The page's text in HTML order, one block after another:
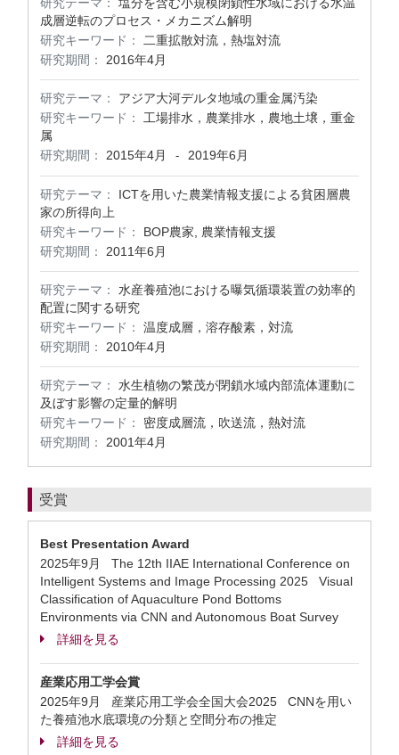
成層逆転のプロセス・メカニズム解明
研究キーワード：
二重拡散対流，熱塩対流
研究期間：
2016年4月
研究テーマ：
アジア大河デルタ地域の重金属汚染
研究キーワード：
工場排水，農業排水，農地土壌，重金
属
研究期間：
2015年4月 - 2019年6月
研究テーマ：
ICTを用いた農業情報支援による貧困層農
家の所得向上
研究キーワード：
BOP農家, 農業情報支援
研究期間：
2011年6月
研究テーマ：
水産養殖池における曝気循環装置の効率的
配置に関する研究
研究キーワード：
温度成層，溶存酸素，対流
研究期間：
2010年4月
研究テーマ：
水生植物の繁茂が閉鎖水域内部流体運動に
及ぼす影響の定量的解明
研究キーワード：
密度成層流，吹送流，熱対流
研究期間：
2001年4月
受賞
Best Presentation Award
2025年9月 The 12th IIAE International Conference on
Intelligent Systems and Image Processing 2025 Visual
Classification of Aquaculture Pond Bottoms
Environments via CNN and Autonomous Boat Survey
詳細を見る
産業応用工学会賞
2025年9月 産業応用工学会全国大会2025 CNNを用い
た養殖池水底環境の分類と空間分布の推定
詳細を見る